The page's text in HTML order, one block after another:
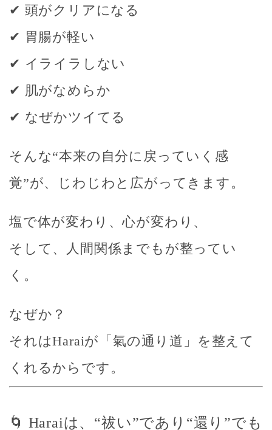
✔ 頭がクリアになる
✔ 胃腸が軽い
✔ イライラしない
✔ 肌がなめらか
✔ なぜかツイてる
そんな“本来の自分に戻っていく感
覚”が、じわじわと広がってきます。
塩で体が変わり、心が変わり、
そして、人間関係までもが整ってい
く。
なぜか？
それはHaraiが「氣の通り道」を整えて
くれるからです。
🌀 Haraiは、“祓い”であり“還り”でも